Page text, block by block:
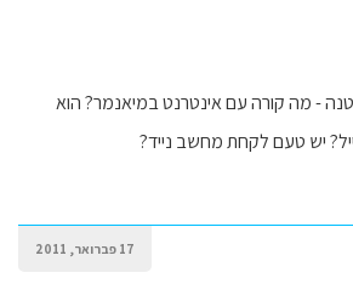
- מה קורה עם אינטרנט במיאנמר? הוא
יש טעם לקחת מחשב נייד?
17 פברואר, 2011